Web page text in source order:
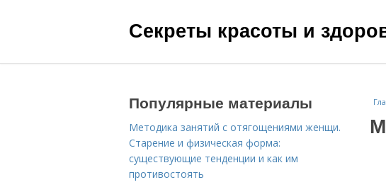
Секреты красоты и
Популярные материалы
Методика занятий с отягощениями женщи.
Старение и физическая форма:
существующие тенденции и как им
противостоять